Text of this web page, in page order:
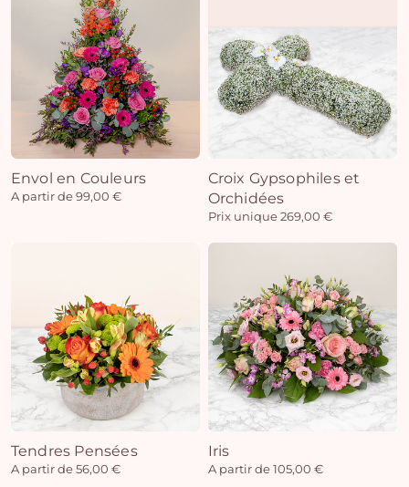
Envol en Couleurs
A partir de 99,00 €
Croix Gypsophiles et
Orchidées
Prix unique 269,00 €
Tendres Pensées
A partir de 56,00 €
Iris
A partir de 105,00 €